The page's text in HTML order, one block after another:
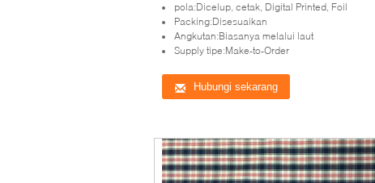
pola:Dicelup, cetak, Digital Printed, Foil
Packing:Disesuaikan
Angkutan:Biasanya melalui laut
Supply tipe:Make-to-Order
Hubungi sekarang